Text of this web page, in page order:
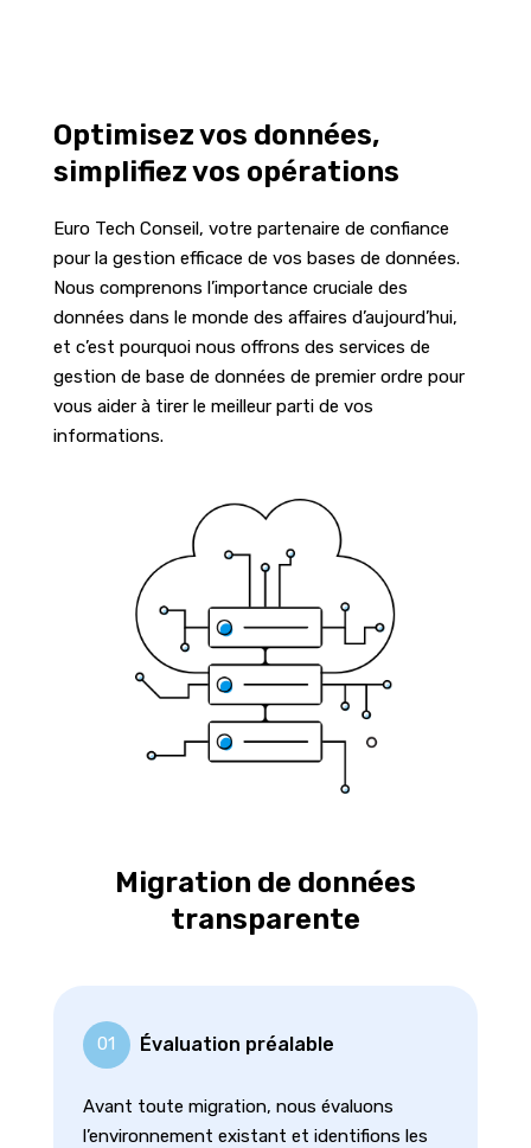
Optimisez vos données,
simplifiez vos opérations
Euro Tech Conseil, votre partenaire de confiance
pour la gestion efficace de vos bases de données.
Nous comprenons l’importance cruciale des
données dans le monde des affaires d’aujourd’hui,
et c’est pourquoi nous offrons des services de
gestion de base de données de premier ordre pour
vous aider à tirer le meilleur parti de vos
informations.
Migration de données
transparente
01 Évaluation préalable
Avant toute migration, nous évaluons
l’environnement existant et identifions les